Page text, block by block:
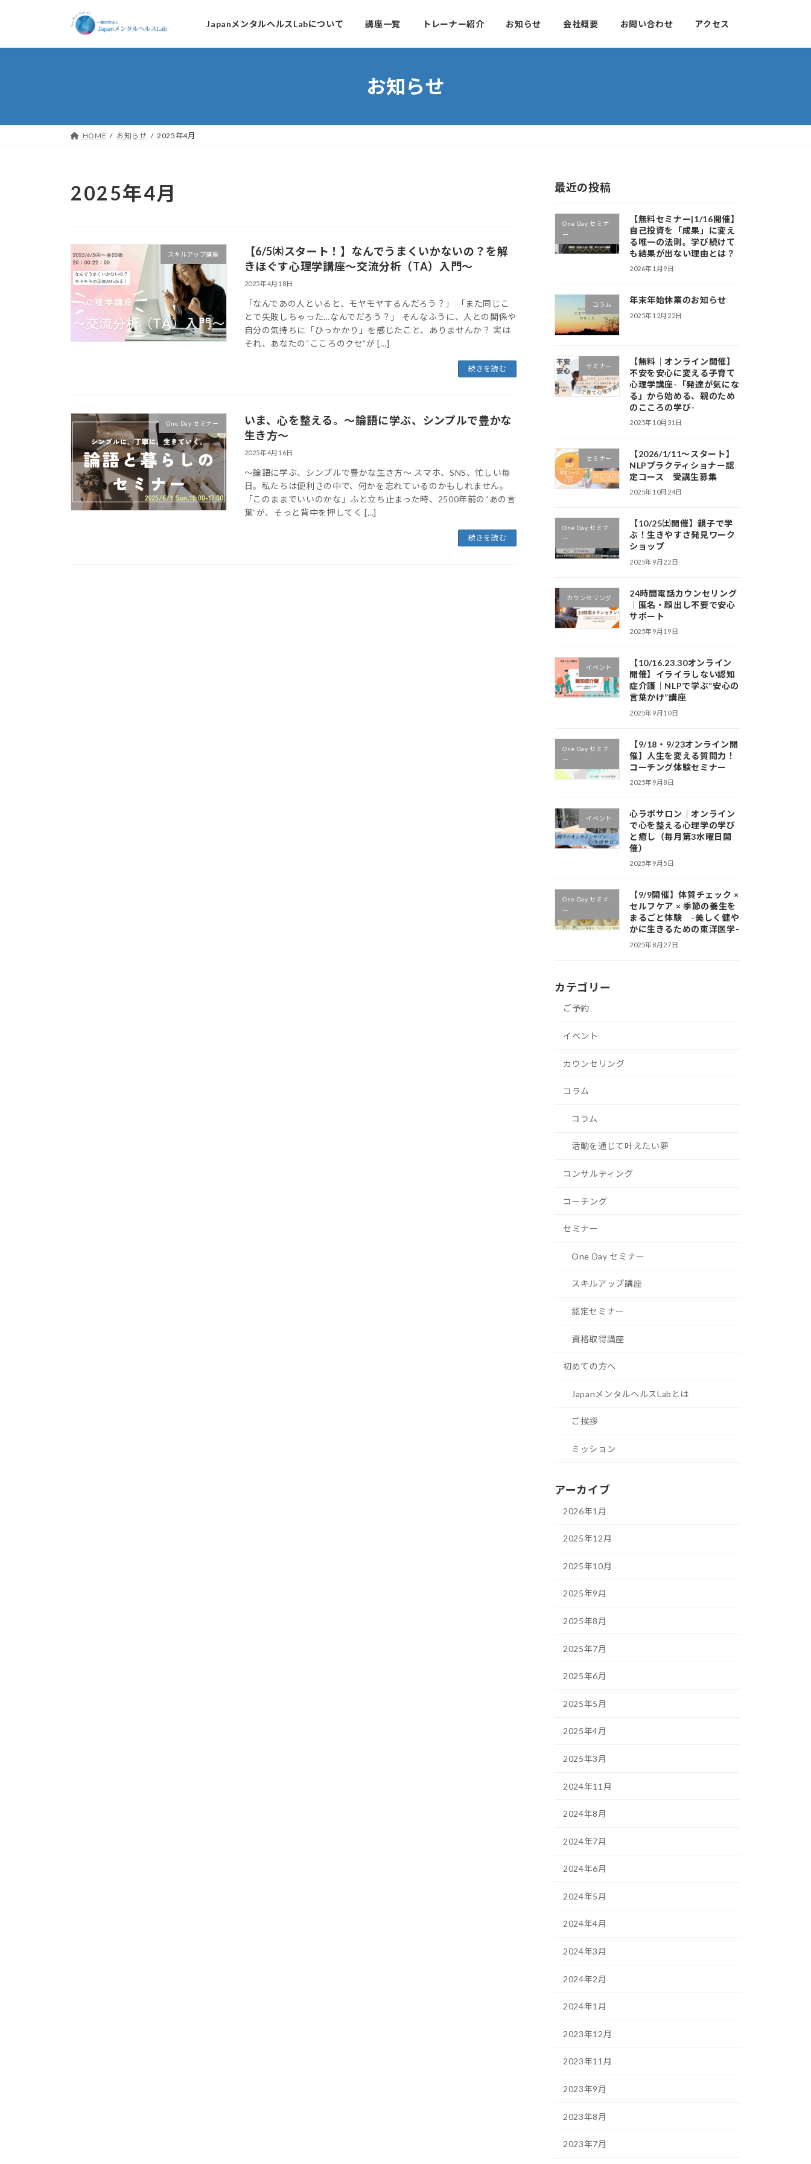
キ
に
JapanメンタルヘルスLabについて 講座一覧 トレーナー紹介 お知らせ 会社概要 お問い合わせ アクセス
お知らせ
HOME お知らせ 2025年4月
2025年4月
スキルアップ講座
【6/5㈭スタート！】なんでうまくいかないの？を解
きほぐす心理学講座〜交流分析（TA）入門〜
2025年4月18日
「なんであの人といると、モヤモヤするんだろう？」 「また同じこ
とで失敗しちゃった…なんでだろう？」 そんなふうに、人との関係や
自分の気持ちに「ひっかかり」を感じたこと、ありませんか？ 実は
それ、あなたの“こころのクセ”が […]
続きを読む
One Day セミナー
いま、心を整える。～論語に学ぶ、シンプルで豊かな
生き方～
2025年4月16日
～論語に学ぶ、シンプルで豊かな生き方～ スマホ、SNS、忙しい毎
日。私たちは便利さの中で、何かを忘れているのかもしれません。
「このままでいいのかな」ふと立ち止まった時、2500年前の“あの言
葉”が、そっと背中を押してく […]
続きを読む
最近の投稿
One Day セミナ
ー
【無料セミナー|1/16開催】
自己投資を「成果」に変え
る唯一の法則。学び続けて
も結果が出ない理由とは？
2026年1月9日
コラム 年末年始休業のお知らせ
2025年12月22日
セミナー
【無料｜オンライン開催】
不安を安心に変える子育て
心理学講座-「発達が気にな
る」から始める、親のため
のこころの学び-
2025年10月31日
セミナー
【2026/1/11～スタート】
NLPプラクティショナー認
定コース 受講生募集
2025年10月24日
One Day セミナ
ー
【10/25㈯開催】親子で学
ぶ！生きやすさ発見ワーク
ショップ
2025年9月22日
カウンセリング
24時間電話カウンセリング
｜匿名・顔出し不要で安心
サポート
2025年9月19日
イベント
【10/16.23.30オンライン
開催】イライラしない認知
症介護｜NLPで学ぶ“安心の
言葉かけ”講座
2025年9月10日
One Day セミナ
ー
【9/18・9/23オンライン開
催】人生を変える質問力！
コーチング体験セミナー
2025年9月8日
イベント
心ラボサロン｜オンライン
で心を整える心理学の学び
と癒し（毎月第3水曜日開
催）
2025年9月5日
One Day セミナ
ー
【9/9開催】体質チェック ×
セルフケア × 季節の養生を
まるごと体験 -美しく健や
かに生きるための東洋医学-
2025年8月27日
カテゴリー
ご予約
イベント
カウンセリング
コラム
コラム
活動を通じて叶えたい夢
コンサルティング
コーチング
セミナー
One Day セミナー
スキルアップ講座
認定セミナー
資格取得講座
初めての方へ
JapanメンタルヘルスLabとは
ご挨拶
ミッション
アーカイブ
2026年1月
2025年12月
2025年10月
2025年9月
2025年8月
2025年7月
2025年6月
2025年5月
2025年4月
2025年3月
2024年11月
2024年8月
2024年7月
2024年6月
2024年5月
2024年4月
2024年3月
2024年2月
2024年1月
2023年12月
2023年11月
2023年9月
2023年8月
2023年7月